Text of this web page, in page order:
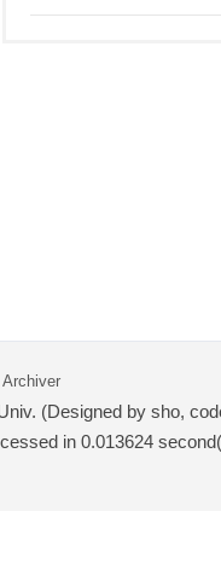
Archiver
(Designed by sho,
in 0.013624